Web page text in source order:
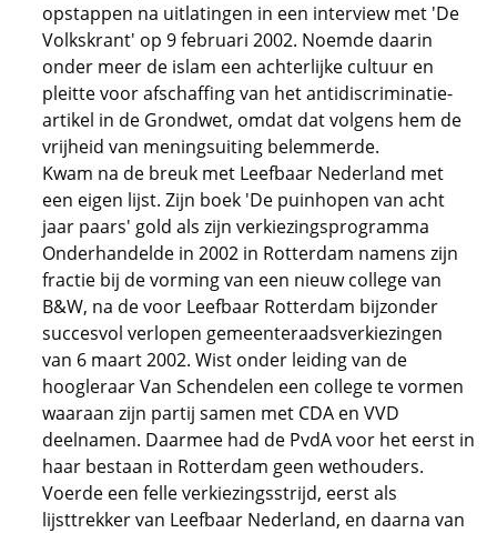
opstappen na uitlatingen in een interview met 'De
Volkskrant' op 9 februari 2002. Noemde daarin
onder meer de islam een achterlijke cultuur en
pleitte voor afschaffing van het antidiscriminatie-
artikel in de Grondwet, omdat dat volgens hem de
vrijheid van meningsuiting belemmerde.
Kwam na de breuk met Leefbaar Nederland met
een eigen lijst. Zijn boek 'De puinhopen van acht
jaar paars' gold als zijn verkiezingsprogramma
Onderhandelde in 2002 in Rotterdam namens zijn
fractie bij de vorming van een nieuw college van
B&W, na de voor Leefbaar Rotterdam bijzonder
succesvol verlopen gemeenteraadsverkiezingen
van 6 maart 2002. Wist onder leiding van de
hoogleraar Van Schendelen een college te vormen
waaraan zijn partij samen met CDA en VVD
deelnamen. Daarmee had de PvdA voor het eerst in
haar bestaan in Rotterdam geen wethouders.
Voerde een felle verkiezingsstrijd, eerst als
lijsttrekker van Leefbaar Nederland, en daarna van